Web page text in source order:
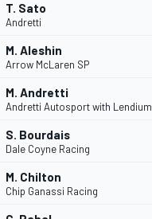
T. Sato
Andretti
M. Aleshin
Arrow McLaren SP
M. Andretti
Andretti Autosport with Lendium
S. Bourdais
Dale Coyne Racing
M. Chilton
Chip Ganassi Racing